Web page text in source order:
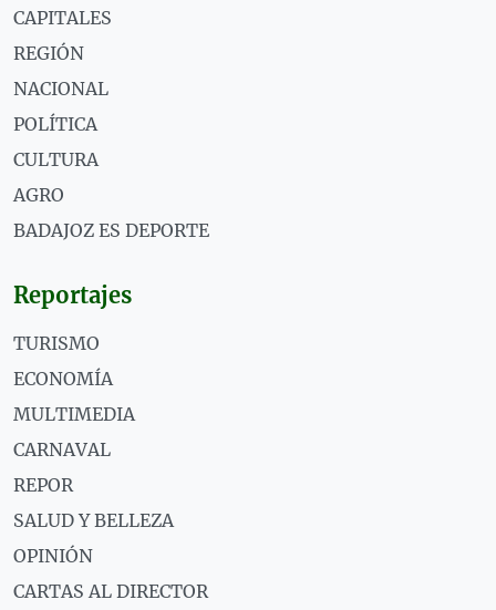
CAPITALES
REGIÓN
NACIONAL
POLÍTICA
CULTURA
AGRO
BADAJOZ ES DEPORTE
Reportajes
TURISMO
ECONOMÍA
MULTIMEDIA
CARNAVAL
REPOR
SALUD Y BELLEZA
OPINIÓN
CARTAS AL DIRECTOR